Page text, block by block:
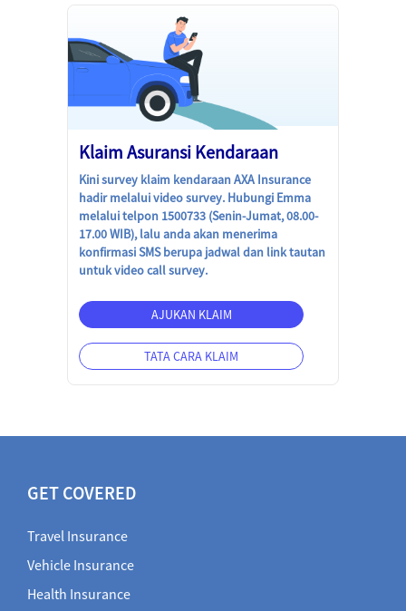
Klaim Asuransi Kendaraan
Kini survey klaim kendaraan AXA Insurance
hadir melalui video survey. Hubungi Emma
melalui telpon 1500733 (Senin-Jumat, 08.00-
17.00 WIB), lalu anda akan menerima
konfirmasi SMS berupa jadwal dan link tautan
untuk video call survey.
AJUKAN KLAIM
TATA CARA KLAIM
GET COVERED
Travel Insurance
Vehicle Insurance
Health Insurance